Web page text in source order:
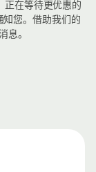
正在等待更优惠的
您。借助我们的
息。